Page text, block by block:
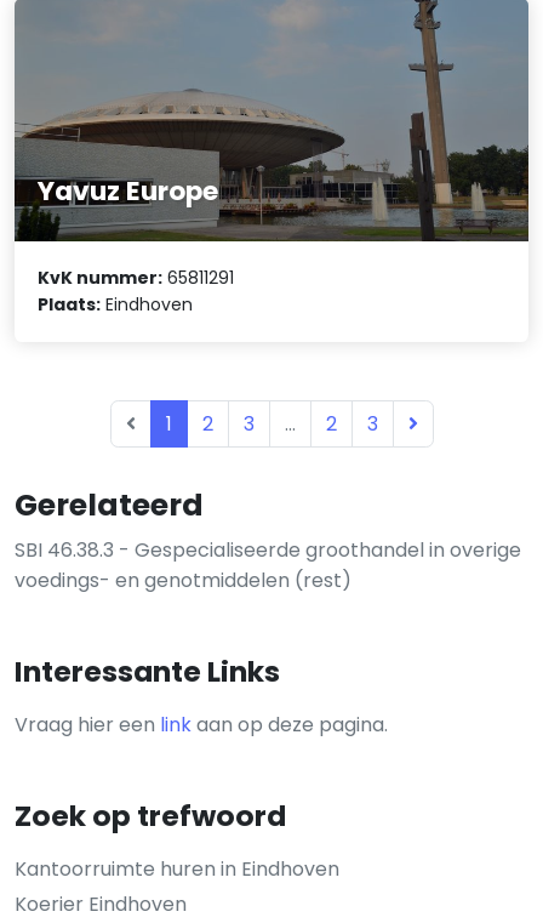
Gerelateerd
SBI 46.38.3 - Gespecialiseerde groothandel in overige
voedings- en genotmiddelen (rest)
Interessante Links
Vraag hier een linkaan op deze pagina.
Zoek op trefwoord
Kantoorruimte huren in Eindhoven
Koerier Eindhoven
Yavuz Europe
KvK nummer: 65811291
Plaats: Eindhoven
1 2 3 ... 2 3